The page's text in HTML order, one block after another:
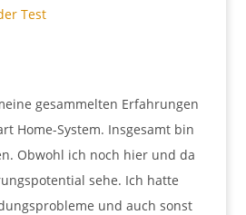
Test
gesammelten Erfahrungen
Home-System. Insgesamt bin
Obwohl ich noch hier und da
sehe. Ich hatte
und auch sonst